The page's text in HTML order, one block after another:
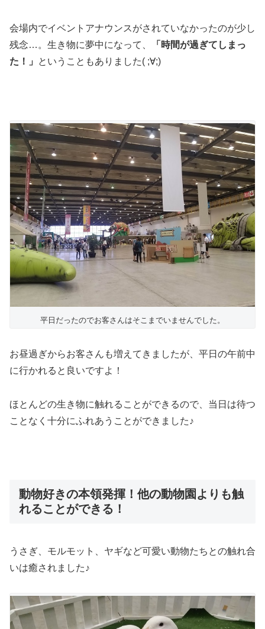
会場内でイベントアナウンスがされていなかったのが少し
残念…。生き物に夢中になって、
「時間が過ぎてしまっ
た！」
ということもありました( ;∀;)
平日だったのでお客さんはそこまでいませんでした。
お昼過ぎからお客さんも増えてきましたが、平日の午前中
に行かれると良いですよ！
ほとんどの生き物に触れることができるので、当日は待つ
ことなく十分にふれあうことができました♪
動物好きの本領発揮！他の動物園よりも触
れることができる！
うさぎ、モルモット、ヤギなど可愛い動物たちとの触れ合
いは癒されました♪